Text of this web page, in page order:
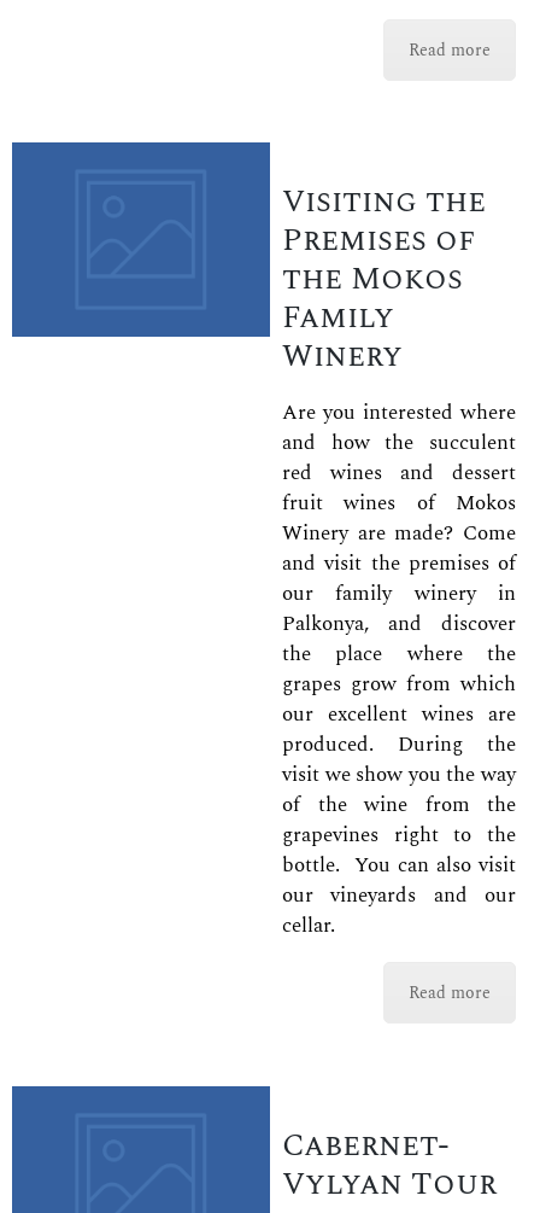
Read more
Visiting the
Premises of
the Mokos
Family
Winery
Are you interested where
and how the succulent
red wines and dessert
fruit wines of Mokos
Winery are made? Come
and visit the premises of
our family winery in
Palkonya, and discover
the place where the
grapes grow from which
our excellent wines are
produced. During the
visit we show you the way
of the wine from the
grapevines right to the
bottle. You can also visit
our vineyards and our
cellar.
Read more
Cabernet-
Vylyan Tour